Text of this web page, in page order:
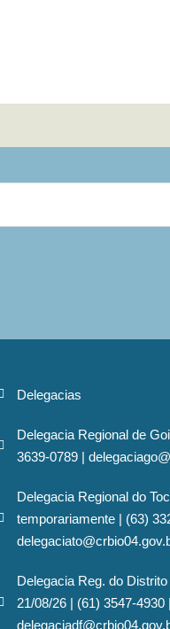
Delegacias
Delegacia Regional de
3639-0789 |
Delegacia Regional do
temporariamente | (63)
Delegacia Reg. do
21/08/26 | (61) 3547-4930 |